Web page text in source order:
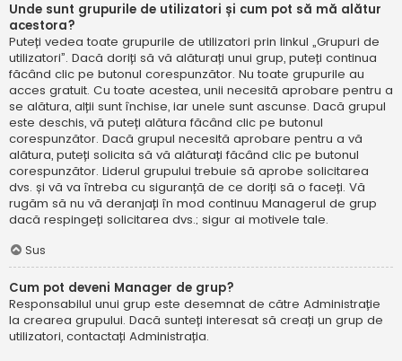
Unde sunt grupurile de utilizatori și cum pot să mă alătur
acestora?
Puteți vedea toate grupurile de utilizatori prin linkul „Grupuri de
utilizatori”. Dacă doriți să vă alăturați unui grup, puteți continua
făcând clic pe butonul corespunzător. Nu toate grupurile au
acces gratuit. Cu toate acestea, unii necesită aprobare pentru a
se alătura, alții sunt închise, iar unele sunt ascunse. Dacă grupul
este deschis, vă puteți alătura făcând clic pe butonul
corespunzător. Dacă grupul necesită aprobare pentru a vă
alătura, puteți solicita să vă alăturați făcând clic pe butonul
corespunzător. Liderul grupului trebuie să aprobe solicitarea
dvs. și vă va întreba cu siguranță de ce doriți să o faceți. Vă
rugăm să nu vă deranjați în mod continuu Managerul de grup
dacă respingeți solicitarea dvs.; sigur ai motivele tale.
Sus
Cum pot deveni Manager de grup?
Responsabilul unui grup este desemnat de către Administrație
la crearea grupului. Dacă sunteți interesat să creați un grup de
utilizatori, contactați Administrația.